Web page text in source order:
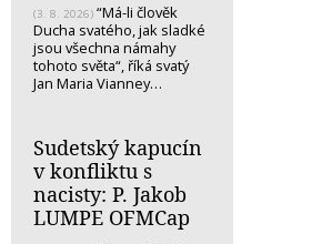
(3. 8. 2026) “Má-li člověk
Ducha svatého, jak sladké
jsou všechna námahy
tohoto světa“, říká svatý
Jan Maria Vianney…
Sudetský kapucín
v konfliktu s
nacisty: P. Jakob
LUMPE OFMCap